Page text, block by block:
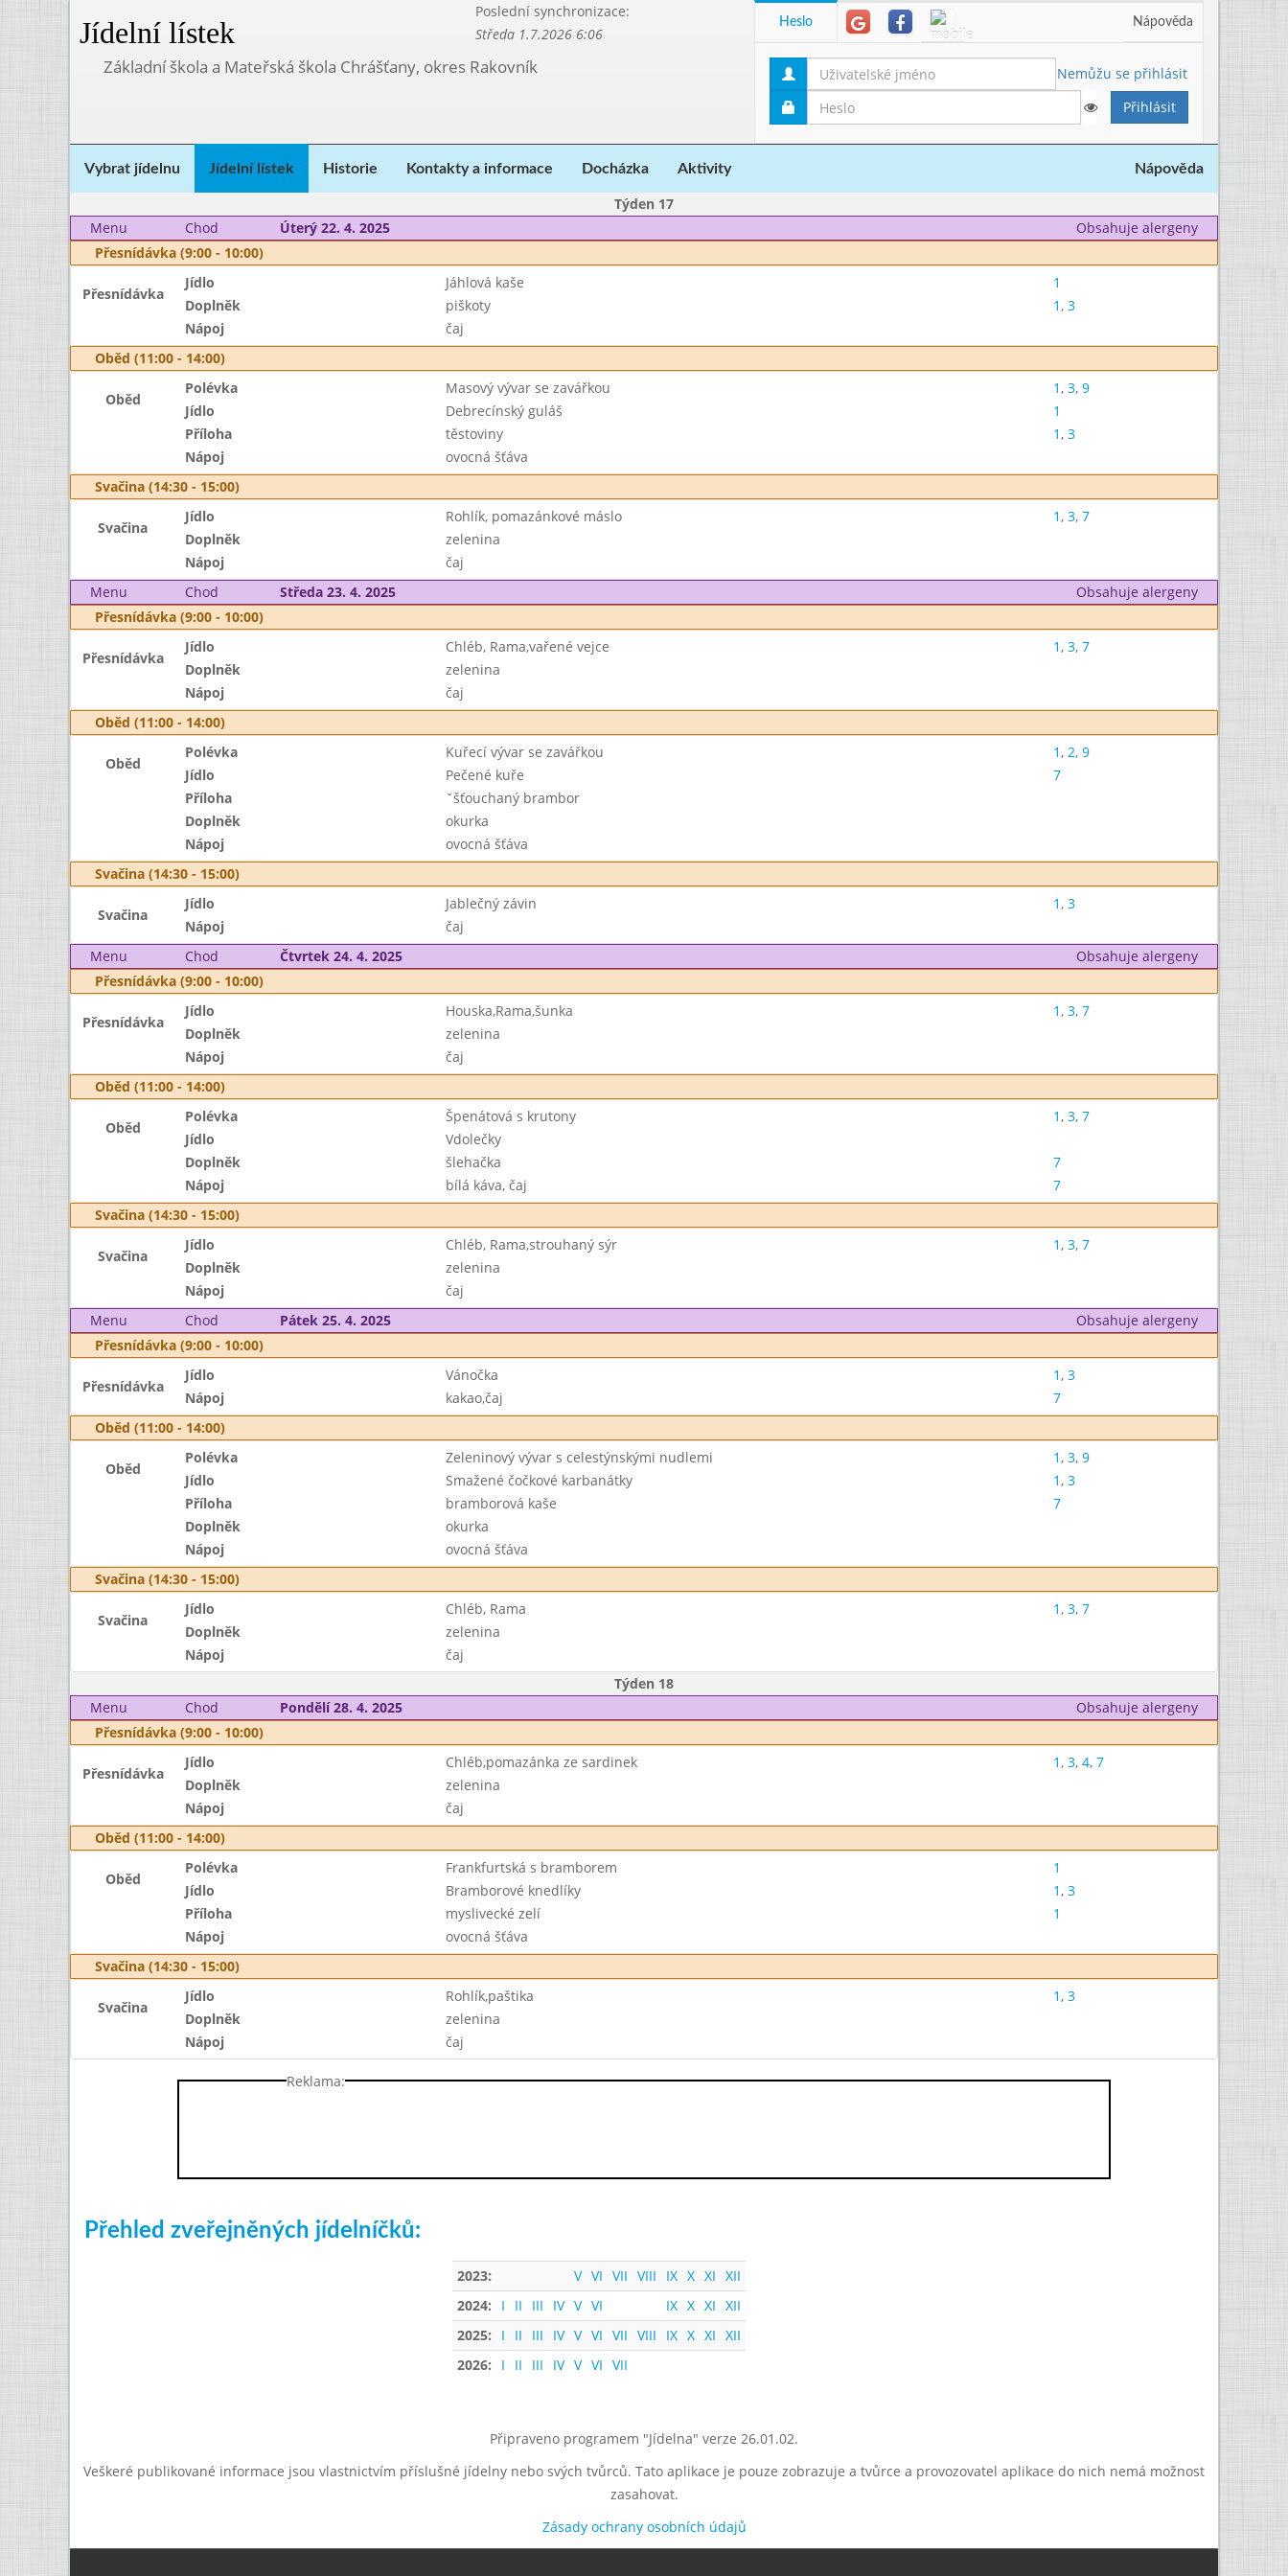
Jídelní lístek
Poslední synchronizace:
Středa 1.7.2026 6:06
Základní škola a Mateřská škola Chrášťany, okres Rakovník
Heslo Nápověda
Nemůžu se přihlásit
Vybrat jídelnu Jídelní lístek Historie Kontakty a informace Docházka Aktivity Nápověda
Týden 17
Menu
Chod Úterý 22. 4. 2025
Obsahuje alergeny
Přesnídávka (9:00 - 10:00)
Přesnídávka
Jídlo Jáhlová kaše
1
Doplněk
piškoty 1, 3
Nápoj
čaj
Oběd (11:00 - 14:00)
Oběd
Polévka Masový vývar se zavářkou 1, 3, 9
Jídlo
Debrecínský guláš
1
Příloha
těstoviny 1, 3
Nápoj
ovocná šťáva
Svačina (14:30 - 15:00)
Svačina
Jídlo Rohlík, pomazánkové máslo 1, 3, 7
Doplněk
zelenina
Nápoj
čaj
Menu
Chod Středa 23. 4. 2025
Obsahuje alergeny
Přesnídávka (9:00 - 10:00)
Přesnídávka
Jídlo Chléb, Rama,vařené vejce 1, 3, 7
Doplněk
zelenina
Nápoj
čaj
Oběd (11:00 - 14:00)
Oběd
Polévka Kuřecí vývar se zavářkou 1, 2, 9
Jídlo
Pečené kuře
7
Příloha
ˇšťouchaný brambor
Doplněk
okurka
Nápoj
ovocná šťáva
Svačina (14:30 - 15:00)
Svačina
Jídlo Jablečný závin 1, 3
Nápoj
čaj
Menu
Chod Čtvrtek 24. 4. 2025
Obsahuje alergeny
Přesnídávka (9:00 - 10:00)
Přesnídávka
Jídlo Houska,Rama,šunka 1, 3, 7
Doplněk
zelenina
Nápoj
čaj
Oběd (11:00 - 14:00)
Oběd
Polévka Špenátová s krutony 1, 3, 7
Jídlo
Vdolečky
Doplněk
šlehačka
7
Nápoj
bílá káva, čaj
7
Svačina (14:30 - 15:00)
Svačina
Jídlo Chléb, Rama,strouhaný sýr 1, 3, 7
Doplněk
zelenina
Nápoj
čaj
Menu
Chod Pátek 25. 4. 2025
Obsahuje alergeny
Přesnídávka (9:00 - 10:00)
Přesnídávka
Jídlo Vánočka 1, 3
Nápoj
kakao,čaj
7
Oběd (11:00 - 14:00)
Oběd
Polévka Zeleninový vývar s celestýnskými nudlemi 1, 3, 9
Jídlo
Smažené čočkové karbanátky 1, 3
Příloha
bramborová kaše
7
Doplněk
okurka
Nápoj
ovocná šťáva
Svačina (14:30 - 15:00)
Svačina
Jídlo Chléb, Rama 1, 3, 7
Doplněk
zelenina
Nápoj
čaj
Týden 18
Menu
Chod Pondělí 28. 4. 2025
Obsahuje alergeny
Přesnídávka (9:00 - 10:00)
Přesnídávka
Jídlo Chléb,pomazánka ze sardinek 1, 3, 4, 7
Doplněk
zelenina
Nápoj
čaj
Oběd (11:00 - 14:00)
Oběd
Polévka Frankfurtská s bramborem
1
Jídlo
Bramborové knedlíky 1, 3
Příloha
myslivecké zelí
1
Nápoj
ovocná šťáva
Svačina (14:30 - 15:00)
Svačina
Jídlo Rohlík,paštika 1, 3
Doplněk
zelenina
Nápoj
čaj
Reklama:
Přehled zveřejněných jídelníčků:
2023: V VI VII VIII IX X XI XII
2024:
I II III IV V VI IX X XI XII
2025:
I II III IV V VI VII VIII IX X XI XII
2026:
I II III IV V VI VII
Připraveno programem "Jídelna" verze 26.01.02.
Veškeré publikované informace jsou vlastnictvím příslušné jídelny nebo svých tvůrců. Tato aplikace je pouze zobrazuje a tvůrce a provozovatel aplikace do nich nemá možnost
zasahovat.
Zásady ochrany osobních údajů